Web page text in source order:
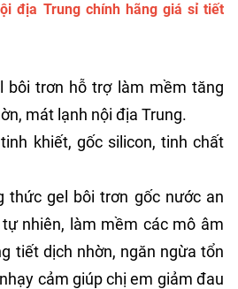
địa Trung chính hãng giá sỉ tiết
bôi trơn hỗ trợ làm mềm tăng
mát lạnh nội địa Trung.
khiết, gốc silicon, tinh chất
thức gel bôi trơn gốc nước an
nhiên, làm mềm các mô âm
tiết dịch nhờn, ngăn ngừa tổn
cảm giúp chị em giảm đau